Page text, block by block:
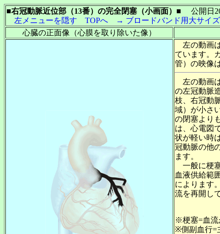
■右冠動脈近位部（13番）の完全閉塞（小画面）■
公開日
左メニューを隠す
TOPへ
→ ブロードバンド用大サイ
心臓の正面像（心膜を取り除いた像）
左の動画
ています。
管）の映像
左の動画
の左冠動脈
枝、右冠動
域）が小さ
の閉塞より
は、心電図
状が軽い時
冠動脈の他
一般に梗
血液供給範
によります
流を再開し
※梗塞=血流
※側副血行=